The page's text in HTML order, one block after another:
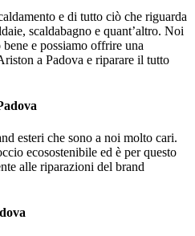
e di tutto ciò che riguarda
scaldabagno e quant’altro. Noi
e possiamo offrire una
a Padova e riparare il tutto
esteri che sono a noi molto cari.
ecosostenibile ed è per questo
alle riparazioni del brand